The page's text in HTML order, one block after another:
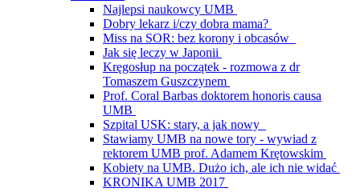
Najlepsi naukowcy UMB
Dobry lekarz i/czy dobra mama?
Miss na SOR: bez korony i obcasów
Jak się leczy w Japonii
Kręgosłup na początek - rozmowa z dr
Tomaszem Guszczynem
Prof. Coral Barbas doktorem honoris causa
UMB
Szpital USK: stary, a jak nowy
Stawiamy UMB na nowe tory - wywiad z
rektorem UMB prof. Adamem Krętowskim
Kobiety na UMB. Dużo ich, ale ich nie widać
KRONIKA UMB 2017